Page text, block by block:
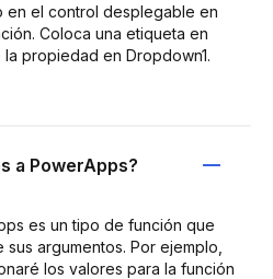
el control desplegable en
Coloca una etiqueta en
propiedad en Dropdown1.
a PowerApps?
es un tipo de función que
argumentos. Por ejemplo,
los valores para la función